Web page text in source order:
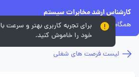
کارشناس ارشد مخابرات سیستم
همگام رادین
لیست فرصت های شغلی
خود را خاموش کنید.